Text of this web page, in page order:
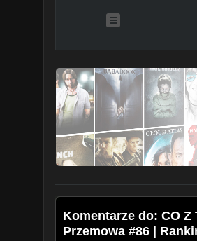
SPONSOREM
RYZYKIEM.
Sprawdź także:
credits: alamy.com
Komentarze do: CO Z
Przemowa #86 |